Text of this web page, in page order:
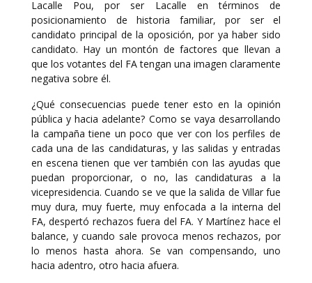
Lacalle Pou, por ser Lacalle en términos de
posicionamiento de historia familiar, por ser el
candidato principal de la oposición, por ya haber sido
candidato. Hay un montón de factores que llevan a
que los votantes del FA tengan una imagen claramente
negativa sobre él.
¿Qué consecuencias puede tener esto en la opinión
pública y hacia adelante? Como se vaya desarrollando
la campaña tiene un poco que ver con los perfiles de
cada una de las candidaturas, y las salidas y entradas
en escena tienen que ver también con las ayudas que
puedan proporcionar, o no, las candidaturas a la
vicepresidencia. Cuando se ve que la salida de Villar fue
muy dura, muy fuerte, muy enfocada a la interna del
FA, despertó rechazos fuera del FA. Y Martínez hace el
balance, y cuando sale provoca menos rechazos, por
lo menos hasta ahora. Se van compensando, uno
hacia adentro, otro hacia afuera.